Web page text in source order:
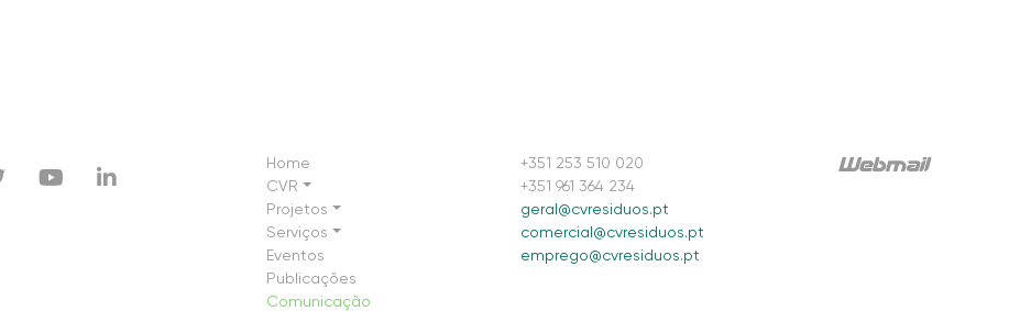
Home
CVR
Projetos
Serviços
Eventos
Publicações
Comunicação
+351 253 510 020
+351 961 364 234
geral@cvresiduos.pt
comercial@cvresiduos.pt
emprego@cvresiduos.pt